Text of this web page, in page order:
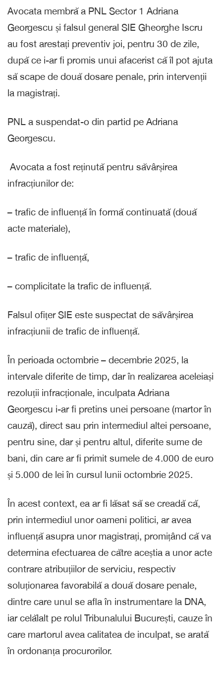
Avocata membră a PNL Sector 1 Adriana
Georgescu și falsul general SIE Gheorghe Iscru
au fost arestați preventiv joi, pentru 30 de zile,
după ce i-ar fi promis unui afacerist că îl pot ajuta
să scape de două dosare penale, prin intervenții
la magistrați.
PNL a suspendat-o din partid pe Adriana
Georgescu.
Avocata a fost reținută pentru săvârșirea
infracțiunilor de:
– trafic de influență în formă continuată (două
acte materiale),
– trafic de influență,
– complicitate la trafic de influență.
Falsul ofițer SIE este suspectat de săvârșirea
infracțiunii de trafic de influență.
În perioada octombrie – decembrie 2025, la
intervale diferite de timp, dar în realizarea aceleiași
rezoluții infracționale, inculpata Adriana
Georgescu i-ar fi pretins unei persoane (martor în
cauză), direct sau prin intermediul altei persoane,
pentru sine, dar și pentru altul, diferite sume de
bani, din care ar fi primit sumele de 4.000 de euro
și 5.000 de lei în cursul lunii octombrie 2025.
În acest context, ea ar fi lăsat să se creadă că,
prin intermediul unor oameni politici, ar avea
influență asupra unor magistrați, promițând că va
determina efectuarea de către aceștia a unor acte
contrare atribuțiilor de serviciu, respectiv
soluționarea favorabilă a două dosare penale,
dintre care unul se afla în instrumentare la DNA,
iar celălalt pe rolul Tribunalului București, cauze în
care martorul avea calitatea de inculpat, se arată
în ordonanța procurorilor.